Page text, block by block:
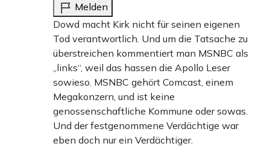
Melden
Dowd macht Kirk nicht für seinen eigenen
Tod verantwortlich. Und um die Tatsache zu
überstreichen kommentiert man MSNBC als
„links“, weil das hassen die Apollo Leser
sowieso. MSNBC gehört Comcast, einem
Megakonzern, und ist keine
genossenschaftliche Kommune oder sowas.
Und der festgenommene Verdächtige war
eben doch nur ein Verdächtiger.